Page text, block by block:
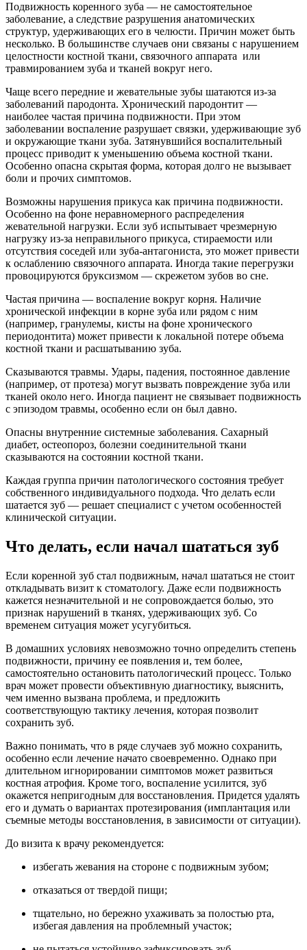
Подвижность коренного зуба — не самостоятельное
заболевание, а следствие разрушения анатомических
структур, удерживающих его в челюсти. Причин может быть
несколько. В большинстве случаев они связаны с нарушением
целостности костной ткани, связочного аппарата или
травмированием зуба и тканей вокруг него.
Чаще всего передние и жевательные зубы шатаются из-за
заболеваний пародонта. Хронический пародонтит —
наиболее частая причина подвижности. При этом
заболевании воспаление разрушает связки, удерживающие зуб
и окружающие ткани зуба. Затянувшийся воспалительный
процесс приводит к уменьшению объема костной ткани.
Особенно опасна скрытая форма, которая долго не вызывает
боли и прочих симптомов.
Возможны нарушения прикуса как причина подвижности.
Особенно на фоне неравномерного распределения
жевательной нагрузки. Если зуб испытывает чрезмерную
нагрузку из-за неправильного прикуса, стираемости или
отсутствия соседей или зуба-антагониста, это может привести
к ослаблению связочного аппарата. Иногда такие перегрузки
провоцируются бруксизмом — скрежетом зубов во сне.
Частая причина — воспаление вокруг корня. Наличие
хронической инфекции в корне зуба или рядом с ним
(например, гранулемы, кисты на фоне хронического
периодонтита) может привести к локальной потере объема
костной ткани и расшатыванию зуба.
Сказываются травмы. Удары, падения, постоянное давление
(например, от протеза) могут вызвать повреждение зуба или
тканей около него. Иногда пациент не связывает подвижность
с эпизодом травмы, особенно если он был давно.
Опасны внутренние системные заболевания. Сахарный
диабет, остеопороз, болезни соединительной ткани
сказываются на состоянии костной ткани.
Каждая группа причин патологического состояния требует
собственного индивидуального подхода. Что делать если
шатается зуб — решает специалист с учетом особенностей
клинической ситуации.
Что делать, если начал шататься зуб
Если коренной зуб стал подвижным, начал шататься не стоит
откладывать визит к стоматологу. Даже если подвижность
кажется незначительной и не сопровождается болью, это
признак нарушений в тканях, удерживающих зуб. Со
временем ситуация может усугубиться.
В домашних условиях невозможно точно определить степень
подвижности, причину ее появления и, тем более,
самостоятельно остановить патологический процесс. Только
врач может провести объективную диагностику, выяснить,
чем именно вызвана проблема, и предложить
соответствующую тактику лечения, которая позволит
сохранить зуб.
Важно понимать, что в ряде случаев зуб можно сохранить,
особенно если лечение начато своевременно. Однако при
длительном игнорировании симптомов может развиться
костная атрофия. Кроме того, воспаление усилится, зуб
окажется непригодным для восстановления. Придется удалять
его и думать о вариантах протезирования (имплантация или
съемные методы восстановления, в зависимости от ситуации).
До визита к врачу рекомендуется:
избегать жевания на стороне с подвижным зубом;
отказаться от твердой пищи;
тщательно, но бережно ухаживать за полостью рта,
избегая давления на проблемный участок;